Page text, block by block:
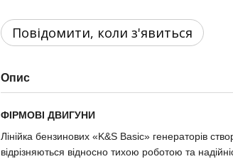
Повідомити, коли з'явиться
Опис
ФІРМОВІ ДВИГУНИ
Лінійка бензинових «K&S Basic» генераторів
відрізняються відносно тихою роботою та